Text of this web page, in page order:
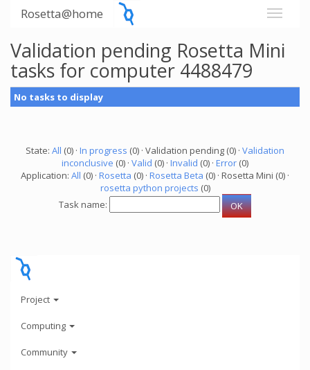
Rosetta@home
Validation pending Rosetta Mini
tasks for computer 4488479
No tasks to display
State: All (0) · In progress (0) · Validation pending (0) · Validation
inconclusive (0) · Valid (0) · Invalid (0) · Error (0)
Application: All (0) · Rosetta (0) · Rosetta Beta (0) · Rosetta Mini (0) ·
rosetta python projects (0)
Task name:
Project
Computing
Community